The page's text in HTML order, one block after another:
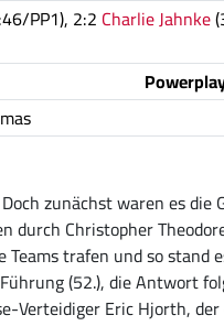
PP1), 2:2 Charlie Jahnke
zunächst waren es die
Christopher
trafen und so stand
(52.), die Antwort
Verteidiger Eric Hjorth,